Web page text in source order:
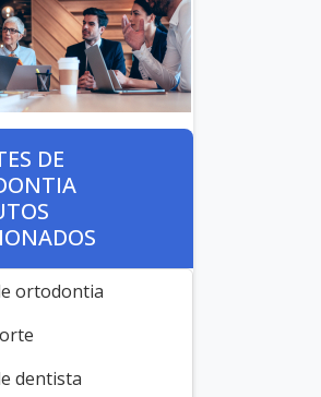
DE
ortodontia
dentista